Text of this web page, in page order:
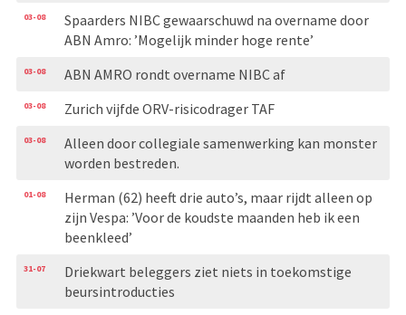
03-08
Spaarders NIBC gewaarschuwd na overname door
ABN Amro: ’Mogelijk minder hoge rente’
03-08 ABN AMRO rondt overname NIBC af
03-08 Zurich vijfde ORV-risicodrager TAF
03-08
Alleen door collegiale samenwerking kan monster
worden bestreden.
01-08
Herman (62) heeft drie auto’s, maar rijdt alleen op
zijn Vespa: ’Voor de koudste maanden heb ik een
beenkleed’
31-07
Driekwart beleggers ziet niets in toekomstige
beursintroducties